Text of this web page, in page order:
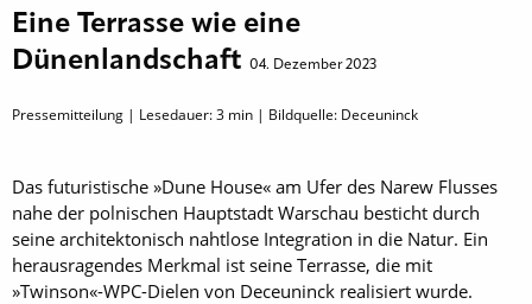
Eine Terrasse wie eine
Dünenlandschaft 04. Dezember 2023
Pressemitteilung | Lesedauer:3 min | Bildquelle: Deceuninck
Das futuristische »Dune House« am Ufer des Narew Flusses
nahe der polnischen Hauptstadt Warschau besticht durch
seine architektonisch nahtlose Integration in die Natur. Ein
herausragendes Merkmal ist seine Terrasse, die mit
»Twinson«-WPC-Dielen von Deceuninck realisiert wurde.